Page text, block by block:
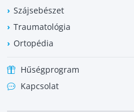
Szájsebészet
Traumatológia
Ortopédia
Hűségprogram
Kapcsolat